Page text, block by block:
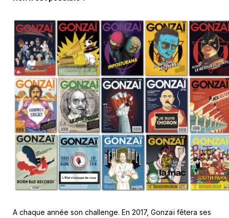
A chaque année son challenge. En 2017, Gonzaï fêtera ses